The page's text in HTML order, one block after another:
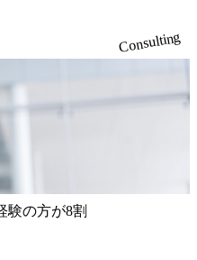
て顧客の要望や提案を柔
を回すため、ご自身の提
すく、高い貢献度を実感で
喫煙専用室あり) ・就業規
的に禁止 ・禁煙サポート
以下いずれかのご経験をお
ア開発経験3年以上 ・要
以上 ・PMO経験2年以上
計までのいずれかの上流
マネジメント経験 ・お客
織課題に対して主体的に業
アジャイル/スクラムへの興
各回50分程度を想定 オ
サルの基礎を支援)を魅力
を選ぶ方も多数 アビーム
テム、とイメージされる
略策定や新規事業立案な
の戦略案件も多く存在 特に
域ではBig4に先んじて注力
社員の多様化する生活ス
た働きやすい職場環境を
ト制度を導入している 多
取り組み、また、フレッ
度、フルリモート制度な
制度が整備されている 202
年8月12日(水) 16:00 202
NGOなどの非営利団体に
ている。 2026年8月29日
りに1か月程度のプログラ
～13:30 2026年8月12
では、「Tokyo Be Bold Pr
ログラム)」を実施いたし
ューションを提供し、複
チームのダイバーシティ
な視点と高い志を持つ女
考え、プログラムを開催
か」、「ケース面接の経
などのお声をたくさんい
Consulting
験の方が8割